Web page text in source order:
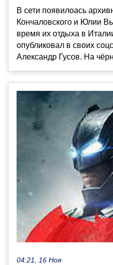
В сети появилоась
Кончаловского и Юлии
время их отдыха в
опубликовал в своих
Александр Гусов. На
04:21, 16 Ноя